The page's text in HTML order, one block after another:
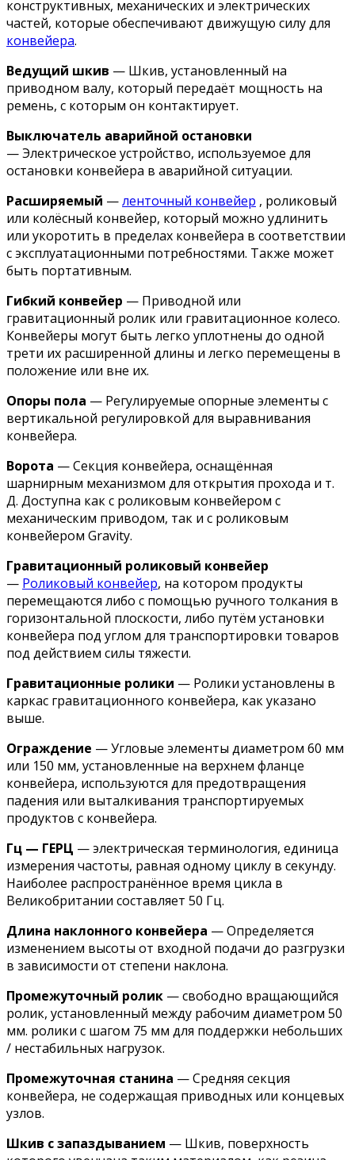
конструктивных, механических и электрических
частей, которые обеспечивают движущую силу для
конвейера.
Ведущий шкив — Шкив, установленный на
приводном валу, который передаёт мощность на
ремень, с которым он контактирует.
Выключатель аварийной остановки
— Электрическое устройство, используемое для
остановки конвейера в аварийной ситуации.
Расширяемый —ленточный конвейер , роликовый
или колёсный конвейер, который можно удлинить
или укоротить в пределах конвейера в соответствии
с эксплуатационными потребностями. Также может
быть портативным.
Гибкий конвейер — Приводной или
гравитационный ролик или гравитационное колесо.
Конвейеры могут быть легко уплотнены до одной
трети их расширенной длины и легко перемещены в
положение или вне их.
Опоры пола — Регулируемые опорные элементы с
вертикальной регулировкой для выравнивания
конвейера.
Ворота — Секция конвейера, оснащённая
шарнирным механизмом для открытия прохода и т.
Д. Доступна как с роликовым конвейером с
механическим приводом, так и с роликовым
конвейером Gravity.
Гравитационный роликовый конвейер
— Роликовый конвейер, на котором продукты
перемещаются либо с помощью ручного толкания в
горизонтальной плоскости, либо путём установки
конвейера под углом для транспортировки товаров
под действием силы тяжести.
Гравитационные ролики — Ролики установлены в
каркас гравитационного конвейера, как указано
выше.
Ограждение — Угловые элементы диаметром 60 мм
или 150 мм, установленные на верхнем фланце
конвейера, используются для предотвращения
падения или выталкивания транспортируемых
продуктов с конвейера.
Гц — ГЕРЦ — электрическая терминология, единица
измерения частоты, равная одному циклу в секунду.
Наиболее распространённое время цикла в
Великобритании составляет 50 Гц.
Длина наклонного конвейера — Определяется
изменением высоты от входной подачи до разгрузки
в зависимости от степени наклона.
Промежуточный ролик — свободно вращающийся
ролик, установленный между рабочим диаметром 50
мм. ролики с шагом 75 мм для поддержки небольших
/ нестабильных нагрузок.
Промежуточная станина — Средняя секция
конвейера, не содержащая приводных или концевых
узлов.
Шкив с запаздыванием — Шкив, поверхность